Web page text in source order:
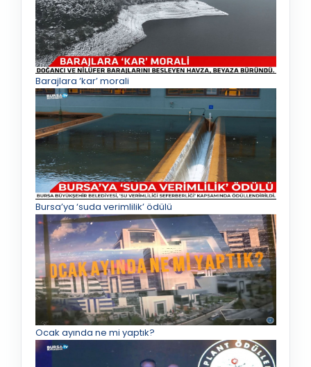
Barajlara ‘kar’ morali
Bursa’ya ‘suda verimlilik’ ödülü
Ocak ayında ne mi yaptık?